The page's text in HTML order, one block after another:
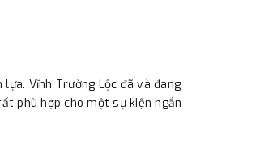
Vĩnh Trường Lộc đã và đang
phù hợp cho một sự kiện ngắn